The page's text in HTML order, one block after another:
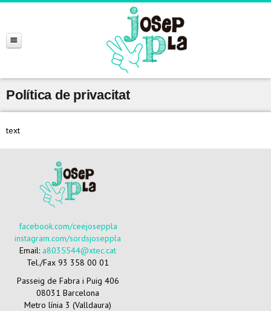
Política de privacitat
text
facebook.com/ceejoseppla
instagram.com/sordsjoseppla
Email: a8035544@xtec.cat
Tel./Fax 93 358 00 01
Passeig de Fabra i Puig 406
08031 Barcelona
Metro línia 3 (Valldaura)